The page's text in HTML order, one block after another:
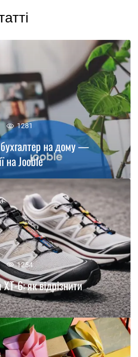
1281
бухгалтер на дому —
на Jooble
1254
6: як відрізнити